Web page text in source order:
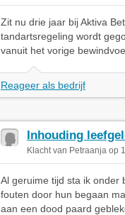
Zit nu drie jaar bij Aktiva
tandartsregeling wordt
vanuit het vorige
Reageer als bedrijf
Inhouding
Klacht van Petraanja op
Al geruime tijd sta ik onder
fouten door hun begaan
aan een dood paard